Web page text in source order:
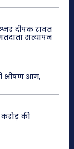
दीपक रावत
सत्यापन
भीषण आग,
की